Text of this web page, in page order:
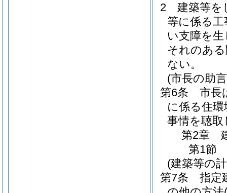
2
建築等を
等に係る
い支障を
それのあ
ない。
(市長の助
第6条
市長
に係る住
事情を聴
第2章
第1節
(建築等の
第7条
指定